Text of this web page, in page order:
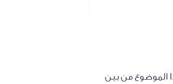
الموضوع من بين